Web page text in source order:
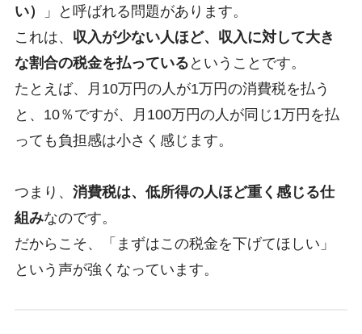
い）
」と呼ばれる問題があります。
これは、 収入が少ない人ほど、収入に対して大き
な割合の税金を払っている ということです。
たとえば、月10万円の人が1万円の消費税を払う
と、10％ですが、月100万円の人が同じ1万円を払
っても負担感は小さく感じます。
つまり、 消費税は、低所得の人ほど重く感じる仕
組みなのです。
だからこそ、「まずはこの税金を下げてほしい」
という声が強くなっています。